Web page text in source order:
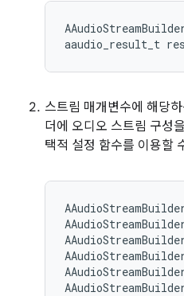
스트림 매개변수에 해당
더에 오디오 스트림 구성
택적 설정 함수를 이용할